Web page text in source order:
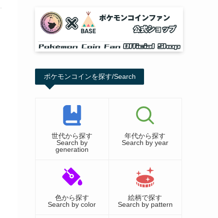
ポケモンコインを探す/Search
世代から探す
Search by
generation
年代から探す
Search by year
色から探す
Search by color
絵柄で探す
Search by pattern